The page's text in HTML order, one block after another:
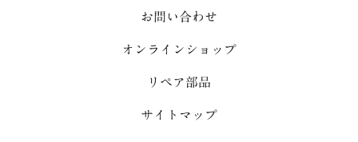
お問い合わせ
オンラインショップ
リペア部品
サイトマップ